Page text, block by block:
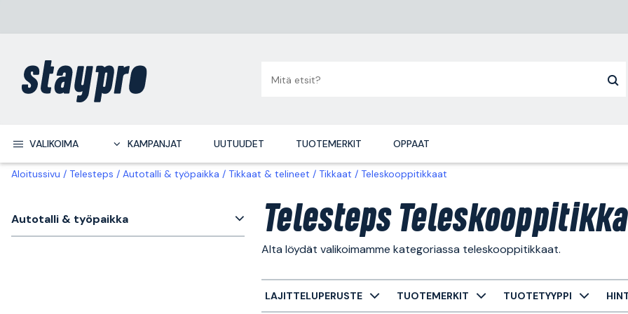
VALIKOIMA KAMPANJAT UUTUUDET TUOTEMERKIT OPPAAT
Aloitussivu Telesteps Autotalli & työpaikka Tikkaat & telineet Tikkaat Teleskooppitikkaat
Autotalli & työpaikka Telesteps
Alta löydät valikoimamme kategoriassa teleskooppitikkaat.
LAJITTELUPERUSTE TUOTEMERKIT TUOTETYYPPI